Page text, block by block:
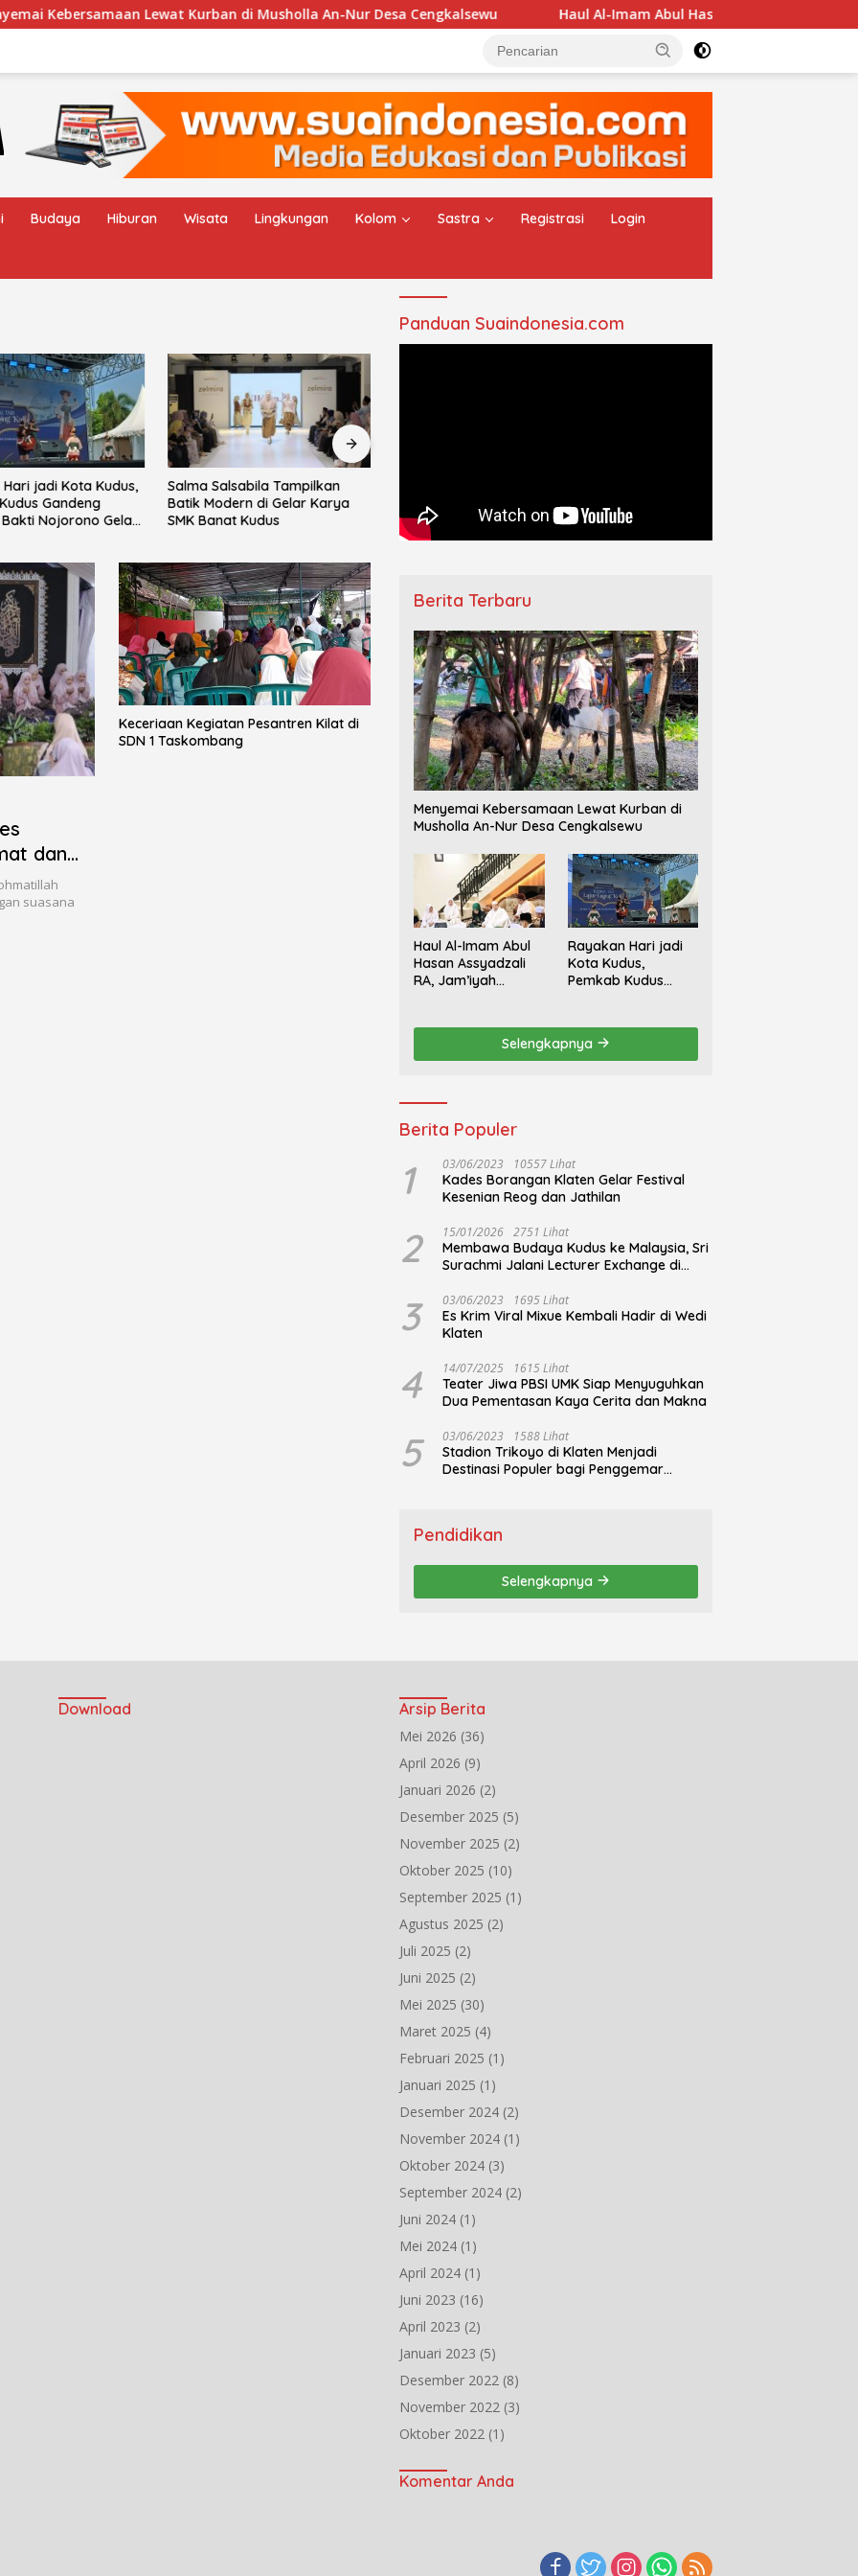
Lewat Kurban di Musholla An-Nur Desa Cengkalsewu Haul Al-Imam Abul Hasan Assyadzali RA, Jam’iyah
Budaya Hiburan Wisata Lingkungan Kolom Sastra Registrasi Login
jadi Kota Kudus,
Gandeng
Nojorono Gelar
Salma Salsabila Tampilkan
Batik Modern di Gelar Karya
SMK Banat Kudus
Matangkan Persiapan Makesta
ke-15 Jelang Reorganisasi
Ranting
Jepara Berlangsung Khidmat,
Diwarnai Tangis Haru Keluarga
dan
suasana
Keceriaan Kegiatan Pesantren Kilat di
SDN 1 Taskombang
Panduan Suaindonesia.com
Berita Terbaru
Menyemai Kebersamaan Lewat Kurban di
Musholla An-Nur Desa Cengkalsewu
Haul Al-Imam Abul
Hasan Assyadzali
RA, Jam’iyah
Berlangsung
Rayakan Hari jadi
Kota Kudus,
Pemkab Kudus
Gelar Festival Tari
Lajur Caping Kalo
Selengkapnya
Berita Populer
1 03/06/2023 10557 Lihat
Kades Borangan Klaten Gelar Festival
Kesenian Reog dan Jathilan
2 15/01/2026 2751 Lihat
Membawa Budaya Kudus ke Malaysia, Sri
Surachmi Jalani Lecturer Exchange di
3 03/06/2023 1695 Lihat
Es Krim Viral Mixue Kembali Hadir di Wedi
Klaten
4 14/07/2025 1615 Lihat
Teater Jiwa PBSI UMK Siap Menyuguhkan
Dua Pementasan Kaya Cerita dan Makna
5 03/06/2023 1588 Lihat
Stadion Trikoyo di Klaten Menjadi
Destinasi Populer bagi Penggemar
Pendidikan
Selengkapnya
Download Arsip Berita
Mei 2026 (36)
April 2026 (9)
Januari 2026 (2)
Desember 2025 (5)
November 2025 (2)
Oktober 2025 (10)
September 2025 (1)
Agustus 2025 (2)
Juli 2025 (2)
Juni 2025 (2)
Mei 2025 (30)
Maret 2025 (4)
Februari 2025 (1)
Januari 2025 (1)
Desember 2024 (2)
November 2024 (1)
Oktober 2024 (3)
September 2024 (2)
Juni 2024 (1)
Mei 2024 (1)
April 2024 (1)
Juni 2023 (16)
April 2023 (2)
Januari 2023 (5)
Desember 2022 (8)
November 2022 (3)
Oktober 2022 (1)
Komentar Anda